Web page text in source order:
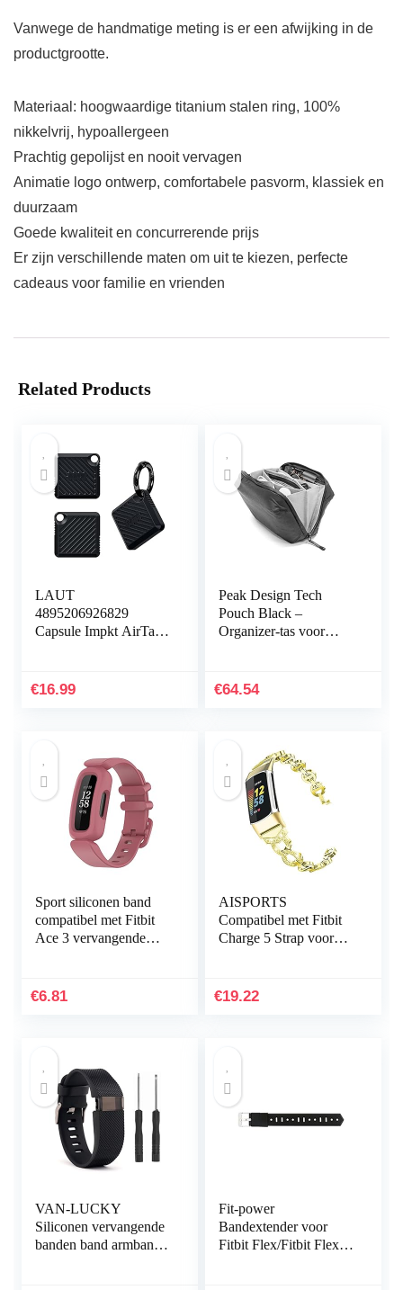
Vanwege de handmatige meting is er een afwijking in de
productgrootte.
Materiaal: hoogwaardige titanium stalen ring, 100%
nikkelvrij, hypoallergeen
Prachtig gepolijst en nooit vervagen
Animatie logo ontwerp, comfortabele pasvorm, klassiek en
duurzaam
Goede kwaliteit en concurrerende prijs
Er zijn verschillende maten om uit te kiezen, perfecte
cadeaus voor familie en vrienden
Related Products
LAUT
4895206926829
Capsule Impkt AirTags
€16.99
Peak Design Tech
Pouch Black –
Organizer-tas voor
€64.54
Sport siliconen band
compatibel met Fitbit
Ace 3 vervangende
horlogearmband…
€6.81
AISPORTS
Compatibel met Fitbit
Charge 5 Strap voor
Rhinestones sieraden…
€19.22
VAN-LUCKY
Siliconen vervangende
banden band armband
Fit-power
Bandextender voor
Fitbit Flex/Fitbit Flex